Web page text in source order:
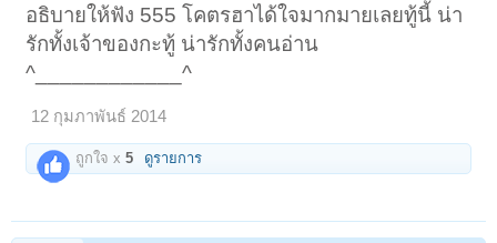
อธิบายให้ฟัง 555 โคตรฮาได้ใจมากมายเลยทู้นี้ น่า
รักทั้งเจ้าของกะทู้ น่ารักทั้งคนอ่าน
^____________^
12 กุมภาพันธ์ 2014
ถูกใจ x5 ดูรายการ